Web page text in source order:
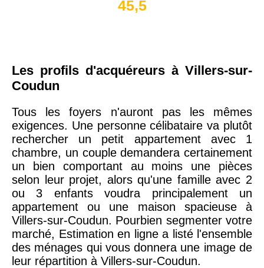
45,5
Les profils d'acquéreurs à Villers-sur-
Coudun
Tous les foyers n'auront pas les mêmes
exigences. Une personne célibataire va plutôt
rechercher un petit appartement avec 1
chambre, un couple demandera certainement
un bien comportant au moins une pièces
selon leur projet, alors qu'une famille avec 2
ou 3 enfants voudra principalement un
appartement ou une maison spacieuse à
Villers-sur-Coudun. Pourbien segmenter votre
marché, Estimation en ligne a listé l'ensemble
des ménages qui vous donnera une image de
leur répartition à Villers-sur-Coudun.